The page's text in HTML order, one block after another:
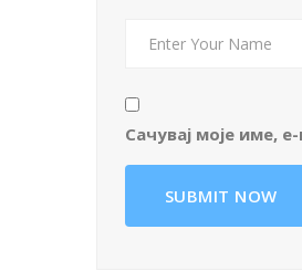
Сачувај моје име,